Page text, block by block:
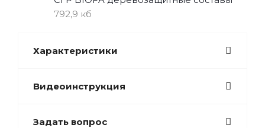
792,9 кб
Характеристики
Видеоинструкция
Задать вопрос